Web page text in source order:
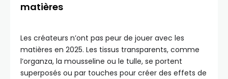
matières
Les créateurs n’ont pas peur de jouer avec les
matières en 2025. Les tissus transparents, comme
l’organza, la mousseline ou le tulle, se portent
superposés ou par touches pour créer des effets de